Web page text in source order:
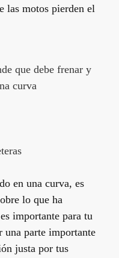
las motos pierden el
que debe frenar y
curva
en una curva, es
lo que ha
importante para tu
una parte importante
justa por tus